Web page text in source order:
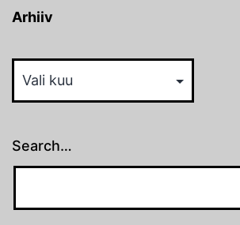
Arhiiv
Search…